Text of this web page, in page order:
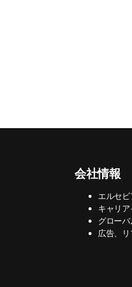
会社情報
エルセ
キャリア
グロー
広告、
opens in